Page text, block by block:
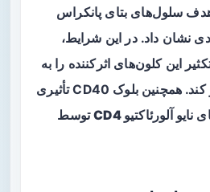
سلول‌های بتای پانکراس
نشان داد. در این شرایط،
این کلون‌های اثرکننده را به
طور قابل توجهی مهار کند. همچنین بلوک CD40 تأثیری
نایو آلورئاکتیو CD4
توسط